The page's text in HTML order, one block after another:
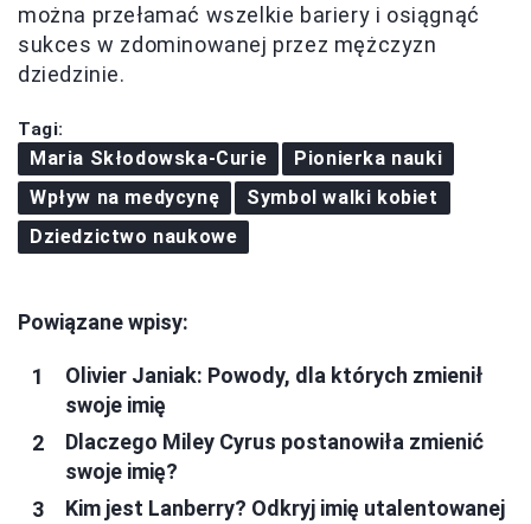
można przełamać wszelkie bariery i osiągnąć
sukces w zdominowanej przez mężczyzn
dziedzinie.
Tagi:
Maria Skłodowska-Curie
Pionierka nauki
Wpływ na medycynę
Symbol walki kobiet
Dziedzictwo naukowe
Powiązane wpisy:
Olivier Janiak: Powody, dla których zmienił
swoje imię
Dlaczego Miley Cyrus postanowiła zmienić
swoje imię?
Kim jest Lanberry? Odkryj imię utalentowanej